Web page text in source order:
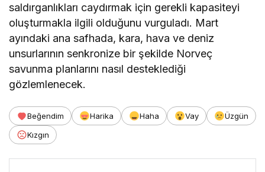
saldırganlıkları caydırmak için gerekli kapasiteyi
oluşturmakla ilgili olduğunu vurguladı. Mart
ayındaki ana safhada, kara, hava ve deniz
unsurlarının senkronize bir şekilde Norveç
savunma planlarını nasıl desteklediği
gözlemlenecek.
Beğendim Harika Haha Vay
Üzgün
Kızgın